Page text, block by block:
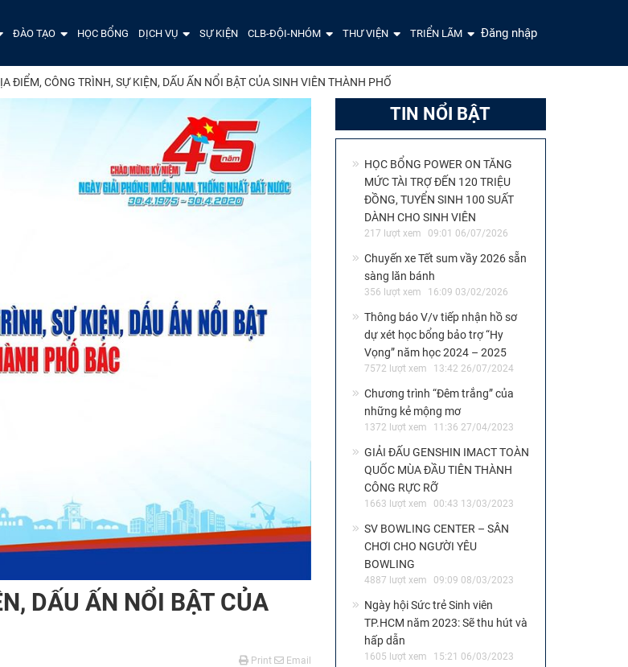
ĐÀO TẠO HỌC BỔNG DỊCH VỤ SỰ KIỆN CLB-ĐỘI-NHÓM THƯ VIỆN TRIỂN LÃM Đăng nhập
ĐIỂM, CÔNG TRÌNH, SỰ KIỆN, DẤU ẤN NỔI BẬT CỦA SINH VIÊN THÀNH PHỐ
DẤU ẤN NỔI BẬT CỦA
Print Email
TIN NỔI BẬT
HỌC BỔNG POWER ON TĂNG
MỨC TÀI TRỢ ĐẾN 120 TRIỆU
ĐỒNG, TUYỂN SINH 100 SUẤT
DÀNH CHO SINH VIÊN
217 lượt xem 09:01 06/07/2026
Chuyến xe Tết sum vầy 2026 sẵn
sàng lăn bánh
356 lượt xem 16:09 03/02/2026
Thông báo V/v tiếp nhận hồ sơ
dự xét học bổng bảo trợ “Hy
Vọng” năm học 2024 – 2025
7572 lượt xem 13:42 26/07/2024
Chương trình “Đêm trắng” của
những kẻ mộng mơ
1372 lượt xem 11:36 27/04/2023
GIẢI ĐẤU GENSHIN IMACT TOÀN
QUỐC MÙA ĐẦU TIÊN THÀNH
CÔNG RỰC RỠ
1663 lượt xem 00:43 13/03/2023
SV BOWLING CENTER – SÂN
CHƠI CHO NGƯỜI YÊU
BOWLING
4887 lượt xem 09:09 08/03/2023
Ngày hội Sức trẻ Sinh viên
TP.HCM năm 2023: Sẽ thu hút và
hấp dẫn
1605 lượt xem 15:21 06/03/2023